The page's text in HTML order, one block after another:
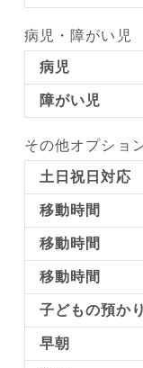
病児・障がい児
病児
障がい児
その他オプショ
土日祝日対応
移動時間
移動時間
移動時間
子どもの預かり
早朝